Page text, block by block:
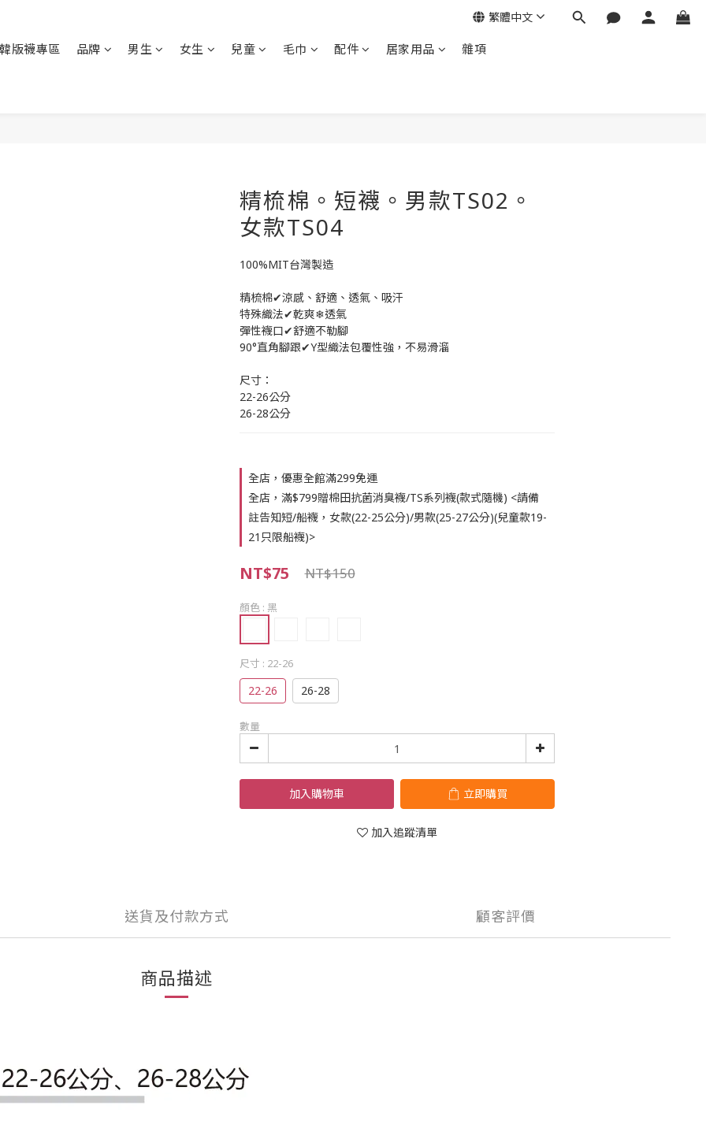
韓版襪專區 品牌 男生 女生 兒童 毛巾 配件 居家用品 雜項
繁體中文
精梳棉。短襪。男款TS02。
女款TS04
100%MIT台灣製造
精梳棉✔涼感、舒適、透氣、吸汗
特殊織法✔乾爽❄透氣
彈性襪口✔舒適不勒腳
90°直角腳跟✔Y型織法包覆性強，不易滑溜
尺寸：
22-26公分
26-28公分
全店，優惠全館滿299免運
全店，滿$799贈棉田抗菌消臭襪/TS系列襪(款式隨機) <請備
註告知短/船襪，女款(22-25公分)/男款(25-27公分)(兒童款19-
21只限船襪)>
NT$75 NT$150
顏色 : 黑
尺寸 : 22-26
22-26 26-28
數量
加入購物車 立即購買
加入追蹤清單
送貨及付款方式 顧客評價
商品描述